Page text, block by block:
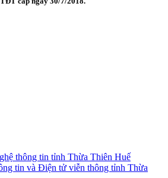
thông tin tỉnh Thừa Thiên Huế
tin và Điện tử viễn thông tỉnh Thừa